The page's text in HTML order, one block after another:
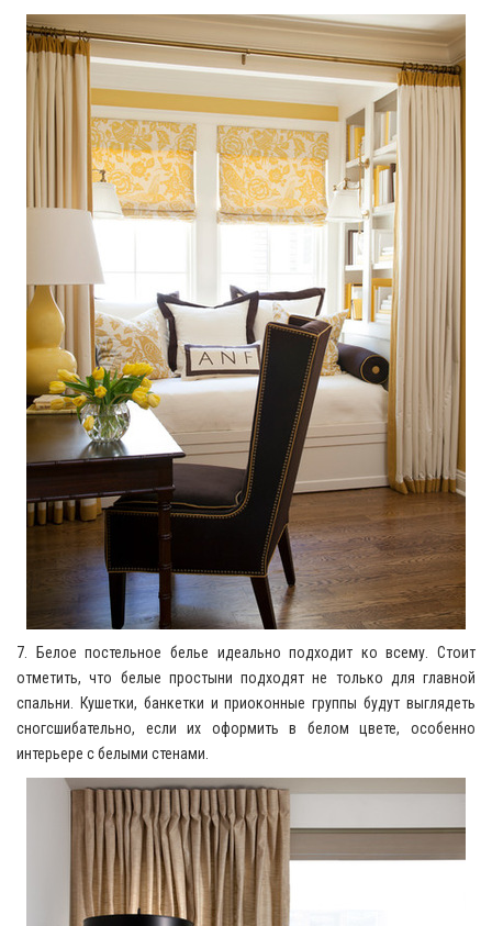
7. Белое постельное белье идеально подходит ко всему. Стоит
отметить, что белые простыни подходят не только для главной
спальни. Кушетки, банкетки и приоконные группы будут выглядеть
сногсшибательно, если их оформить в белом цвете, особенно
интерьере с белыми стенами.